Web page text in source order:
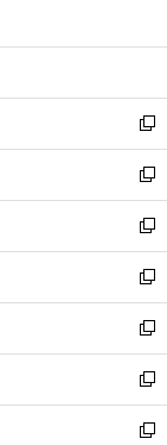
開
ン
ウ
で
開
く
ウ
ン
ド
ウ
で
開
く
新
し
い
ウ
ィ
ン
ド
ウ
で
開
く
新
し
い
ウ
ィ
ン
ド
ウ
で
開
く
新
し
い
ウ
ィ
ン
ド
ウ
で
新
し
い
ウ
ィ
ン
ド
新
し
い
ウ
ィ
新
し
い
新